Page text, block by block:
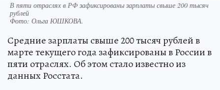
В пяти отраслях в РФ зафиксированы зарплаты свыше 200 тысяч
рублей
Фото: Ольга ЮШКОВА.
Средние зарплаты свыше 200 тысяч рублей в
марте текущего года зафиксированы в России в
пяти отраслях. Об этом стало известно из
данных Росстата.